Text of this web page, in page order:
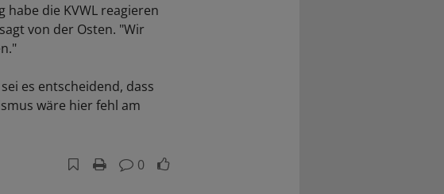
die KVWL reagieren
von der Osten. "Wir
es entscheidend, dass
wäre hier fehl am
0